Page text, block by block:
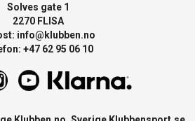
Solves gate 1
2270 FLISA
info@klubben.no
+47 62 95 06 10